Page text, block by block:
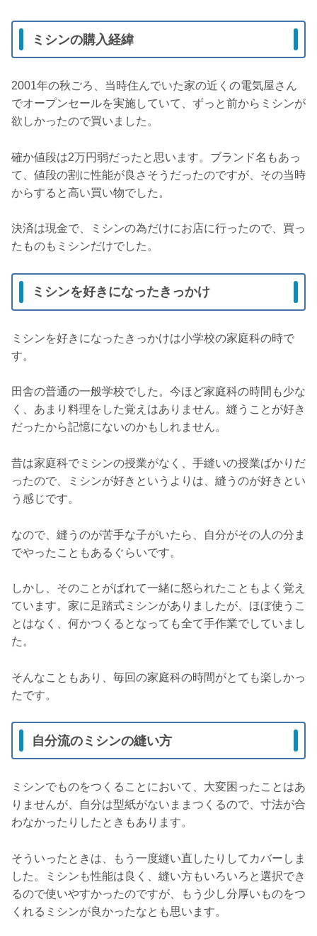
ミシンの購入経緯
2001年の秋ごろ、当時住んでいた家の近くの電気屋さん
でオープンセールを実施していて、ずっと前からミシンが
欲しかったので買いました。
確か値段は2万円弱だったと思います。ブランド名もあっ
て、値段の割に性能が良さそうだったのですが、その当時
からすると高い買い物でした。
決済は現金で、ミシンの為だけにお店に行ったので、買っ
たものもミシンだけでした。
ミシンを好きになったきっかけ
ミシンを好きになったきっかけは小学校の家庭科の時で
す。
田舎の普通の一般学校でした。今ほど家庭科の時間も少な
く、あまり料理をした覚えはありません。縫うことが好き
だったから記憶にないのかもしれません。
昔は家庭科でミシンの授業がなく、手縫いの授業ばかりだ
ったので、ミシンが好きというよりは、縫うのが好きとい
う感じです。
なので、縫うのが苦手な子がいたら、自分がその人の分ま
でやったこともあるぐらいです。
しかし、そのことがばれて一緒に怒られたこともよく覚え
ています。家に足踏式ミシンがありましたが、ほぼ使うこ
とはなく、何かつくるとなっても全て手作業でしていまし
た。
そんなこともあり、毎回の家庭科の時間がとても楽しかっ
たです。
自分流のミシンの縫い方
ミシンでものをつくることにおいて、大変困ったことはあ
りませんが、自分は型紙がないままつくるので、寸法が合
わなかったりしたときもあります。
そういったときは、もう一度縫い直したりしてカバーしま
した。ミシンも性能は良く、縫い方もいろいろと選択でき
るので使いやすかったのですが、もう少し分厚いものをつ
くれるミシンが良かったなとも思います。